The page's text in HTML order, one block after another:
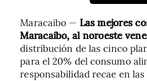
Maracaibo — Las mejores
Maracaibo, al noroeste
distribución de las cinco
para el 20% del consumo
responsabilidad recae en